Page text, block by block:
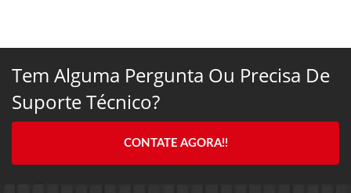
Tem Alguma Pergunta Ou Precisa De
Suporte Técnico?
CONTATE AGORA!!